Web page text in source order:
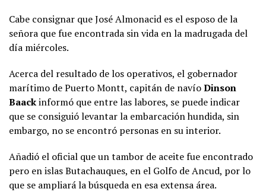
Cabe consignar que José Almonacid es el esposo de la
señora que fue encontrada sin vida en la madrugada del
día miércoles.
Acerca del resultado de los operativos, el gobernador
marítimo de Puerto Montt, capitán de navíoDinson
Baackinformó que entre las labores, se puede indicar
que se consiguió levantar la embarcación hundida, sin
embargo, no se encontró personas en su interior.
Añadió el oficial que un tambor de aceite fue encontrado
pero en islas Butachauques, en el Golfo de Ancud, por lo
que se ampliará la búsqueda en esa extensa área.